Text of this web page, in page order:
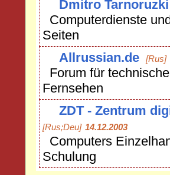
Dmitro
Computerdienste
Seiten
Allrussian.de
[Rus]
Forum für
Fernsehen
ZDT - Zentrum
[Rus;Deu] 14.12.2003
Computers
Schulung